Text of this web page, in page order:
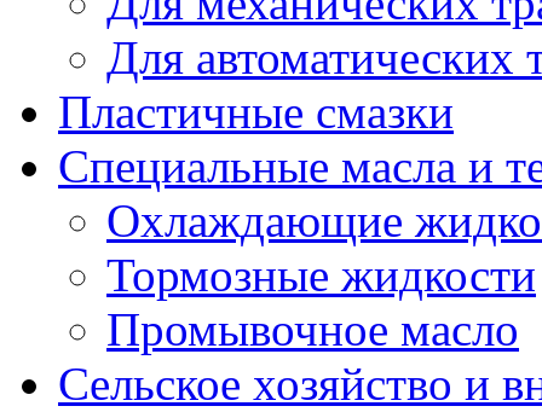
Для автоматических
Пластичные смазки
Специальные масла и
Охлаждающие
Тормозные жидкости
Промывочное масло
Сельское хозяйство и